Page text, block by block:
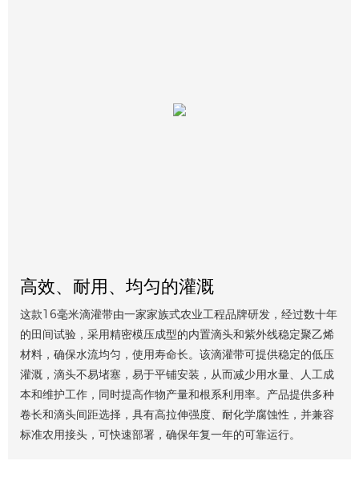
高效、耐用、均匀的灌溉
这款16毫米滴灌带由一家家族式农业工程品牌研发，经过数十年
的田间试验，采用精密模压成型的内置滴头和紫外线稳定聚乙烯
材料，确保水流均匀，使用寿命长。该滴灌带可提供稳定的低压
灌溉，滴头不易堵塞，易于平铺安装，从而减少用水量、人工成
本和维护工作，同时提高作物产量和根系利用率。产品提供多种
卷长和滴头间距选择，具有高拉伸强度、耐化学腐蚀性，并兼容
标准农用接头，可快速部署，确保年复一年的可靠运行。